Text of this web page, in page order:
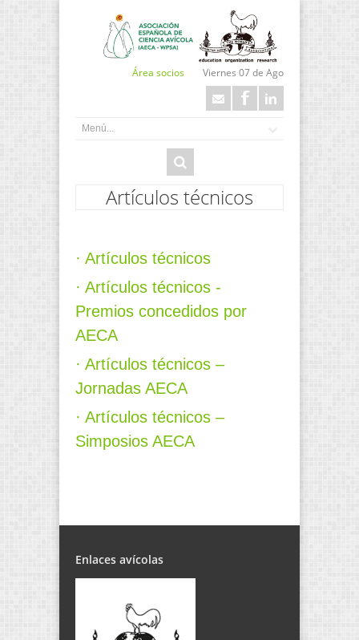
Área socios Viernes 07 de Ago
Artículos técnicos
· Artículos técnicos
· Artículos técnicos -
Premios concedidos por
AECA
· Artículos técnicos –
Jornadas AECA
· Artículos técnicos –
Simposios AECA
Enlaces avícolas